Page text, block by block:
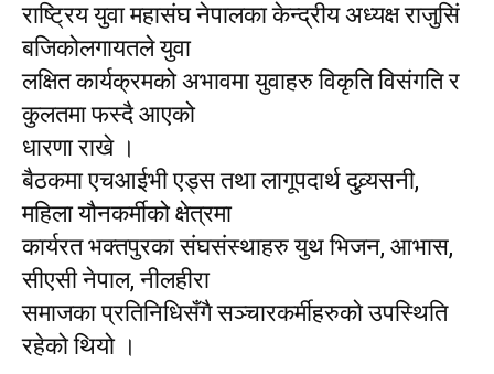
राष्ट्रिय युवा महासंघ नेपालका केन्द्रीय अध्यक्ष राजुसिं
बजिकोलगायतले युवा
लक्षित कार्यक्रमको अभावमा युवाहरु विकृति विसंगति र
कुलतमा फस्दै आएको
धारणा राखे ।
बैठकमा एचआईभी एड्स तथा लागूपदार्थ दुव्र्यसनी,
महिला यौनकर्मीको क्षेत्रमा
कार्यरत भक्तपुरका संघसंस्थाहरु युथ भिजन, आभास,
सीएसी नेपाल, नीलहीरा
समाजका प्रतिनिधिसँगै सञ्चारकर्मीहरुको उपस्थिति
रहेको थियो ।